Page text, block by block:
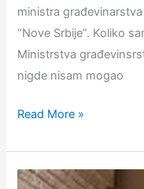
ministra
“Nove Srbije”. Koliko
Ministrstva
nigde nisam mogao
Gradnja
socijalnih
stanova
Read More »